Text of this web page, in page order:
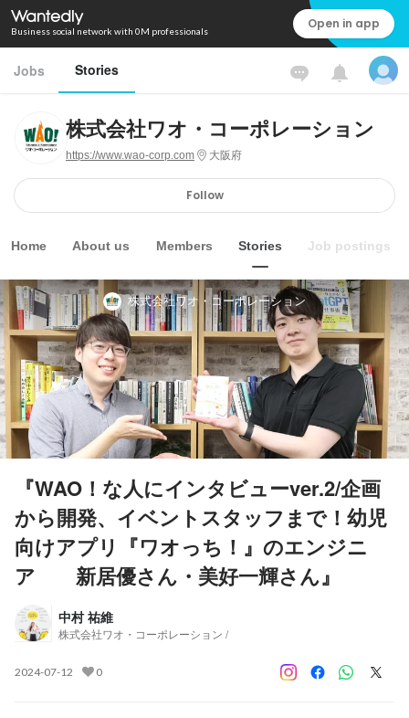
Business social network with 0M professionals Open in app
Jobs Stories
株式会社ワオ・コーポレーション
https://www.wao-corp.com 大阪府
Follow
Home About us Members Stories Job postings
株式会社ワオ・コーポレーション
『WAO！な人にインタビューver.2/企画
から開発、イベントスタッフまで！幼児
向けアプリ『ワオっち！』のエンジニ
ア 新居優さん・美好一輝さん』
中村 祐維
株式会社ワオ・コーポレーション /
2024-07-12 0